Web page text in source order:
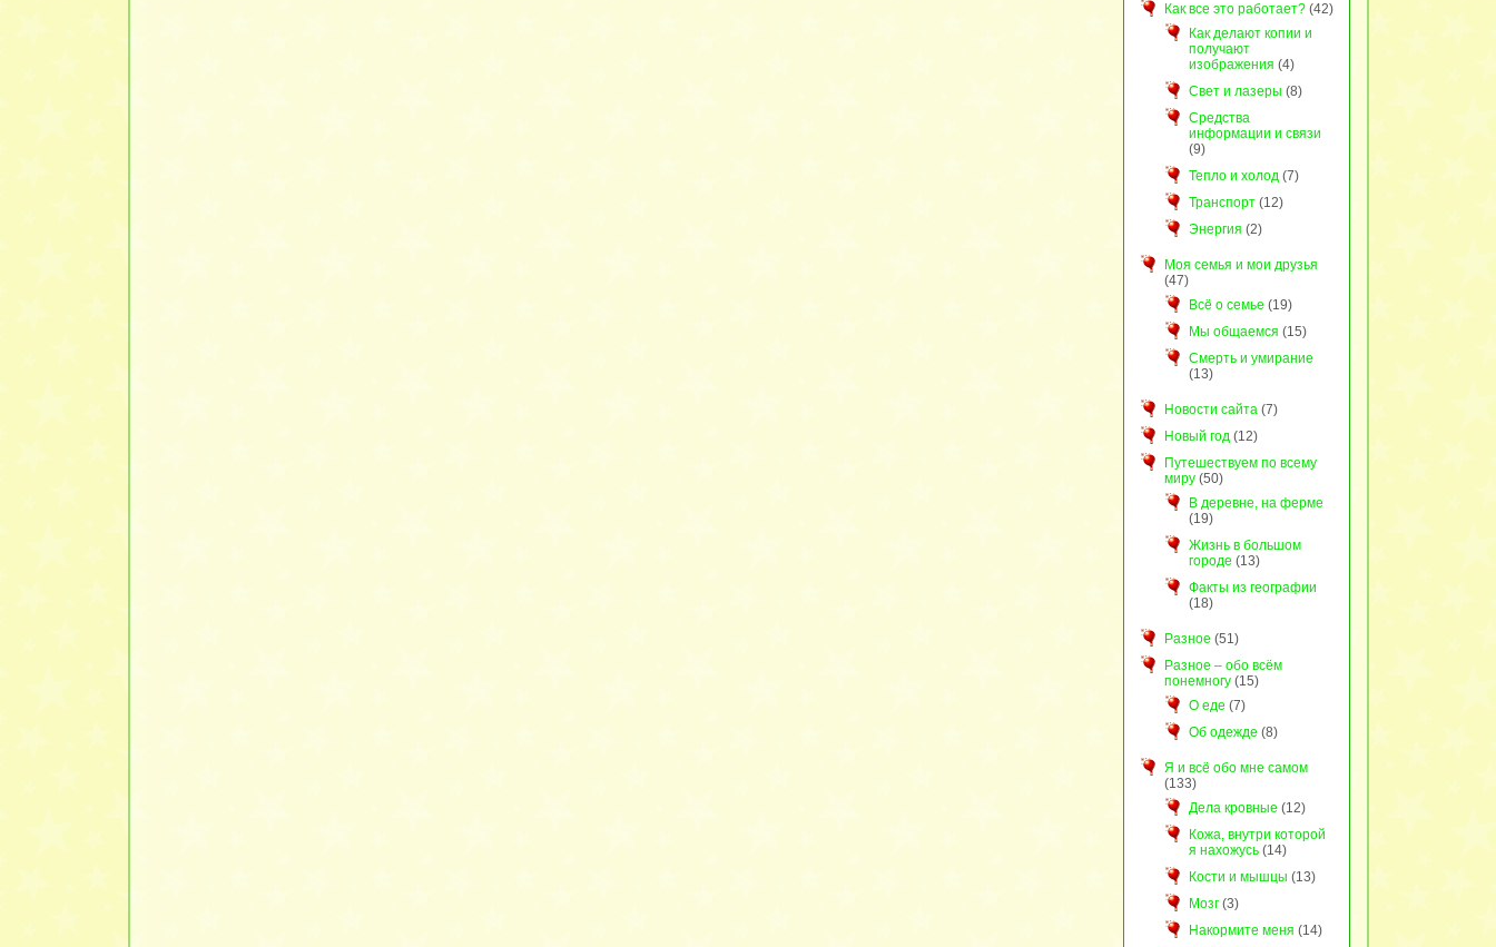
Как все это работает?(42)
Как делают копии и
получают
изображения (4)
Свет и лазеры (8)
Средства
информации и связи
(9)
Тепло и холод(7)
Транспорт(12)
Энергия (2)
Моя семья и мои друзья
(47)
Всё о семье (19)
Мы общаемся (15)
Смерть и умирание
(13)
Новости сайта(7)
Новый год(12)
Путешествуем по всему
миру(50)
В деревне, на ферме
(19)
Жизнь в большом
городе (13)
Факты из географии
(18)
Разное (51)
Разное – обо всём
понемногу(15)
О еде (7)
Об одежде (8)
Я и всё обо мне самом
(133)
Дела кровные (12)
Кожа, внутри которой
я нахожусь(14)
Кости и мышцы (13)
Мозг(3)
Накормите меня (14)